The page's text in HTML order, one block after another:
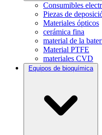
Consumibles
Piezas de
Materiales ópticos
cerámica fina
material de la
Material PTFE
materiales CVD
Equipos de bioquímica